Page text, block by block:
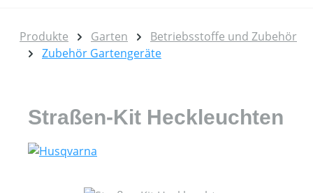
Produkte Garten
Betriebsstoffe und Zubehör
Zubehör Gartengeräte
Straßen-Kit Heckleuchten